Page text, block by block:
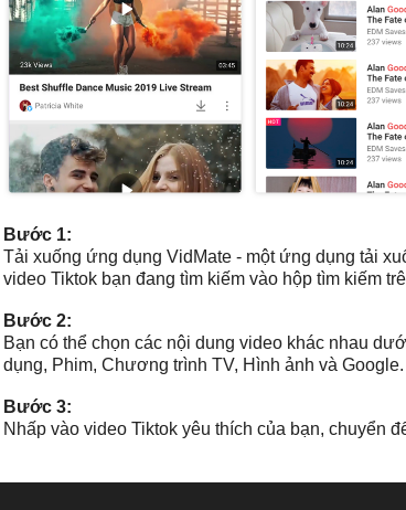
Bước 1:
Tải xuống ứng dụng VidMate - một ứng dụng tải
video Tiktok bạn đang tìm kiếm vào hộp tìm kiếm
Bước 2:
Bạn có thể chọn các nội dung video khác nhau
dụng, Phim, Chương trình TV, Hình ảnh và Google.
Bước 3:
Nhấp vào video Tiktok yêu thích của bạn, chuyển